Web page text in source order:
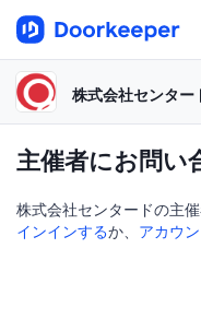
株式会社センター
主催者にお問い
株式会社センタードの主
インインするか、 アカウ